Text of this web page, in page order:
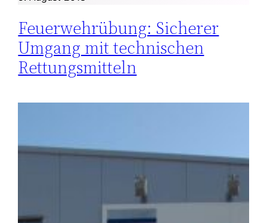
Feuerwehrübung: Sicherer
Umgang mit technischen
Rettungsmitteln